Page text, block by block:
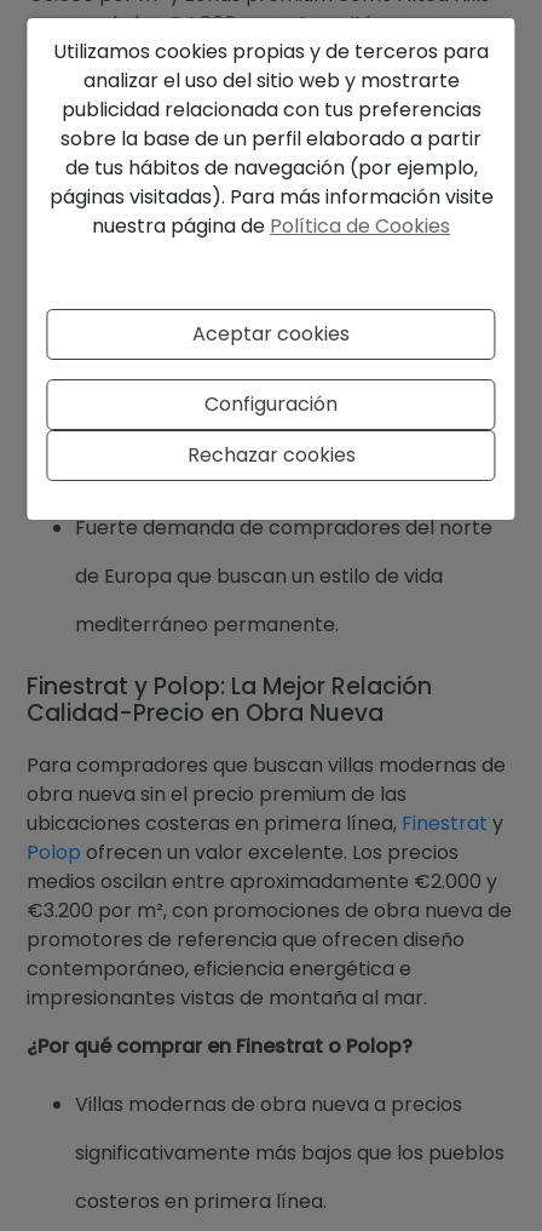
superando los €4.000 por m², se sitúa
cómodamente en el segmento alto del mercado
de la Costa Blanca Norte.
¿Por qué comprar en Altea?
El icónico casco antiguo de casas encaladas
es uno de los más fotografiados de la costa.
al Mediterráneo.
Un refugio cultural y tranquilo con galerías,
restaurantes y una vibrante comunidad
durante todo el año.
Fuerte demanda de compradores del norte
de Europa que buscan un estilo de vida
mediterráneo permanente.
Finestrat y Polop: La Mejor Relación
Calidad-Precio en Obra Nueva
Para compradores que buscan villas modernas de
obra nueva sin el precio premium de las
ubicaciones costeras en primera línea, Finestrat y
Polop ofrecen un valor excelente. Los precios
medios oscilan entre aproximadamente €2.000 y
€3.200 por m², con promociones de obra nueva de
promotores de referencia que ofrecen diseño
contemporáneo, eficiencia energética e
impresionantes vistas de montaña al mar.
¿Por qué comprar en Finestrat o Polop?
Villas modernas de obra nueva a precios
significativamente más bajos que los pueblos
costeros en primera línea.
Utilizamos cookies propias y de terceros para
analizar el uso del sitio web y mostrarte
publicidad relacionada con tus preferencias
sobre la base de un perfil elaborado a partir
de tus hábitos de navegación (por ejemplo,
páginas visitadas). Para más información visite
nuestra página de Política de Cookies
Aceptar cookies
Configuración
Rechazar cookies